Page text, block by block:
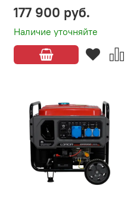
Наличие уточняйте
177 900 руб.